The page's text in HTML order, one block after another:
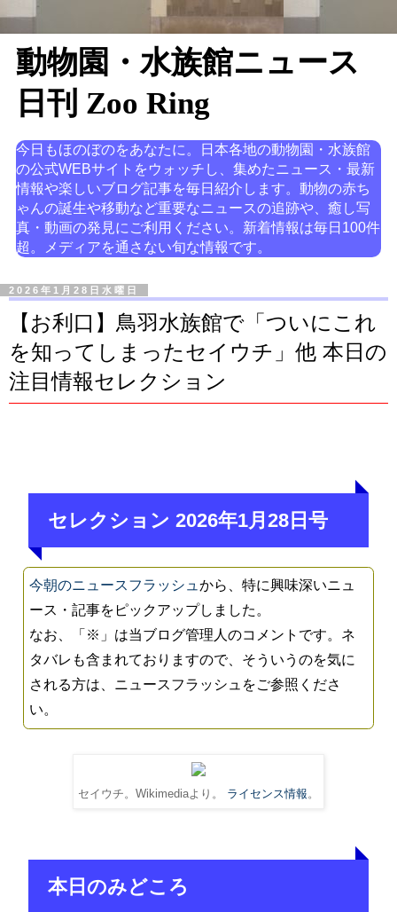
動物園・水族館ニュース
日刊 Zoo Ring
今日もほのぼのをあなたに。日本各地の動物園・水族館
の公式WEBサイトをウォッチし、集めたニュース・最新
情報や楽しいブログ記事を毎日紹介します。動物の赤ち
ゃんの誕生や移動など重要なニュースの追跡や、癒し写
真・動画の発見にご利用ください。新着情報は毎日100件
超。メディアを通さない旬な情報です。
2026年1月28日水曜日
【お利口】鳥羽水族館で「ついにこれ
を知ってしまったセイウチ」他 本日の
注目情報セレクション
セレクション 2026年1月28日号
今朝のニュースフラッシュから、特に興味深いニュ
ース・記事をピックアップしました。
なお、「※」は当ブログ管理人のコメントです。ネ
タバレも含まれておりますので、そういうのを気に
される方は、ニュースフラッシュをご参照くださ
い。
セイウチ。Wikimediaより。 ライセンス情報 。
本日のみどころ